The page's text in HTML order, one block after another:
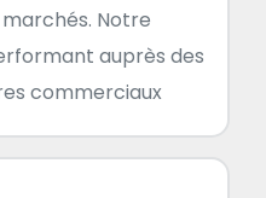
Notre
auprès des
commerciaux